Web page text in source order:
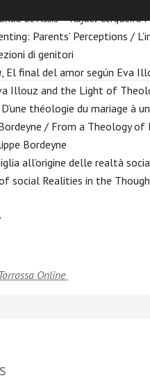
de Assis – Rafael Cerqueira
Parents’ Perceptions /
di genitori
, El final del amor según Eva
Illouz and the Light of
, D’une théologie du mariage à
/ From a Theology
Bordeyne
all’origine delle realtà
social Realities in the
Online